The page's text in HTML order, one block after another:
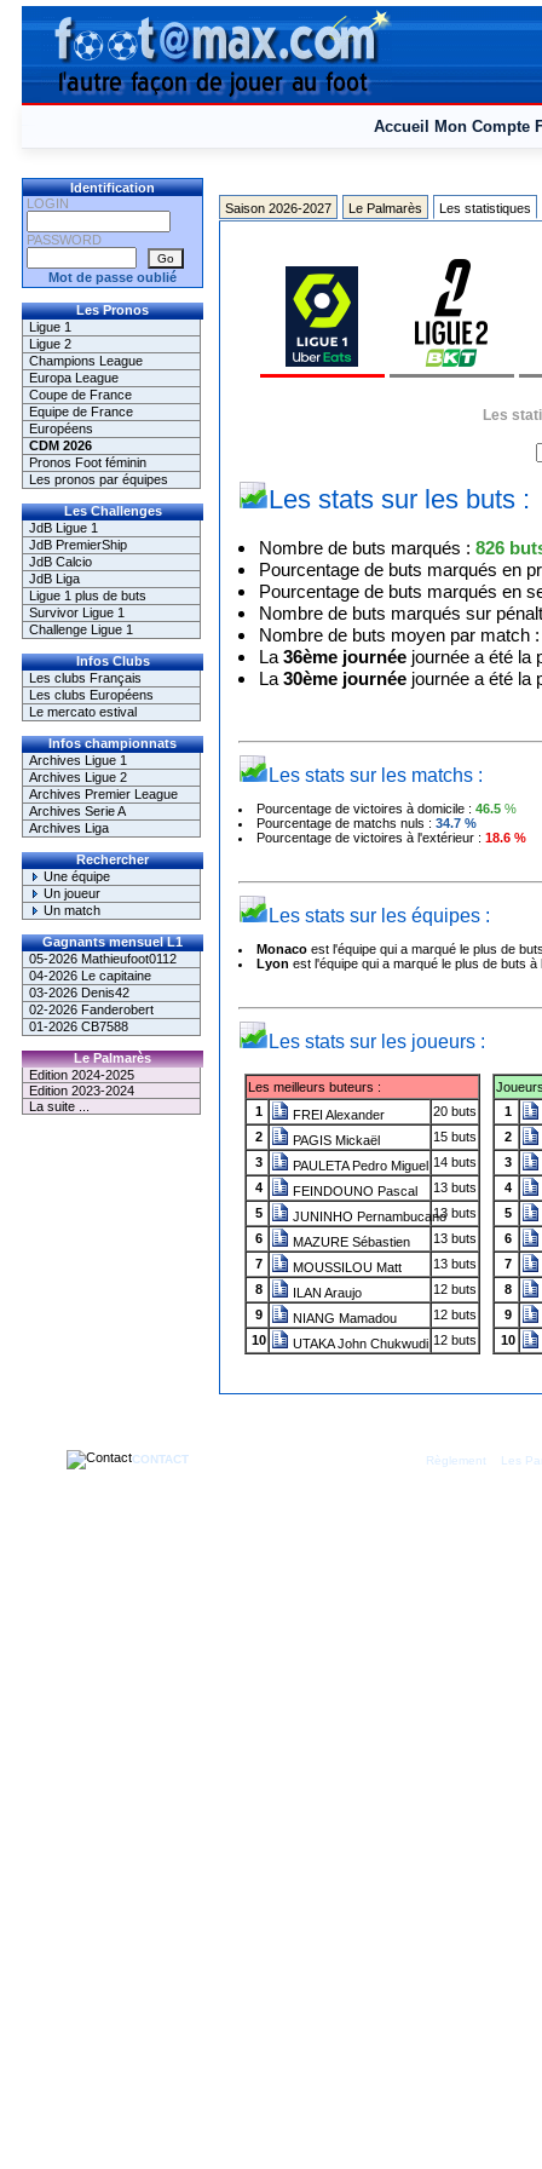
Accueil Mon Compte
Identification
LOGIN
PASSWORD
Mot de passe oublié
Les Pronos
Ligue 1
Ligue 2
Champions League
Europa League
Coupe de France
Equipe de France
Européens
CDM 2026
Pronos Foot féminin
Les pronos par équipes
Les Challenges
JdB Ligue 1
JdB PremierShip
JdB Calcio
JdB Liga
Ligue 1 plus de buts
Survivor Ligue 1
Challenge Ligue 1
Infos Clubs
Les clubs Français
Les clubs Européens
Le mercato estival
Infos championnats
Archives Ligue 1
Archives Ligue 2
Archives Premier League
Archives Serie A
Archives Liga
Rechercher
Une équipe
Un joueur
Un match
Gagnants mensuel L1
05-2026 Mathieufoot0112
04-2026 Le capitaine
03-2026 Denis42
02-2026 Fanderobert
01-2026 CB7588
Le Palmarès
Edition 2024-2025
Edition 2023-2024
La suite ...
Saison 2026-2027 Le Palmarès Les statistiques
Les
Les stats sur les buts :
Nombre de buts marqués : 826
Pourcentage de buts marqués en
Pourcentage de buts marqués en
Nombre de buts marqués sur
Nombre de buts moyen par match
La 36ème journéejournée a été la
La 30ème journéejournée a été la
Les stats sur les matchs :
Pourcentage de victoires à domicile : 46.5%
Pourcentage de matchs nuls : 34.7%
Pourcentage de victoires à l'extérieur : 18.6%
Les stats sur les équipes :
Monacoest l'équipe qui a marqué le plus de
Lyon est l'équipe qui a marqué le plus de buts
Les stats sur les joueurs :
Les meilleurs buteurs :
1
FREI Alexander
20 buts
2
PAGIS Mickaël
15 buts
3
PAULETA Pedro Miguel 14 buts
4
FEINDOUNO Pascal
13 buts
5
JUNINHO Pernambucano13 buts
6
MAZURE Sébastien
13 buts
7
MOUSSILOU Matt
13 buts
8
ILAN Araujo
12 buts
9
NIANG Mamadou
12 buts
10
UTAKA John Chukwudi 12 buts
1
2
3
4
5
6
7
8
9
10
CONTACT Règlement Les